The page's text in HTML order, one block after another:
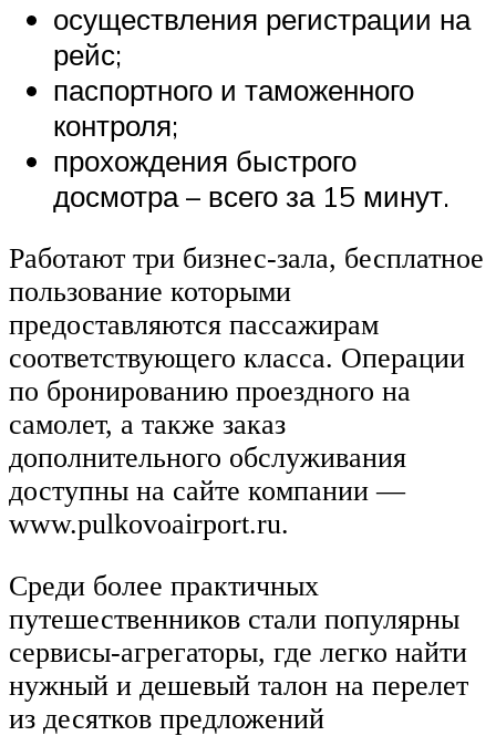
осуществления регистрации на
рейс;
паспортного и таможенного
контроля;
прохождения быстрого
досмотра – всего за 15 минут.
Работают три бизнес-зала, бесплатное
пользование которыми
предоставляются пассажирам
соответствующего класса. Операции
по бронированию проездного на
самолет, а также заказ
дополнительного обслуживания
доступны на сайте компании —
www.pulkovoairport.ru.
Среди более практичных
путешественников стали популярны
сервисы-агрегаторы, где легко найти
нужный и дешевый талон на перелет
из десятков предложений